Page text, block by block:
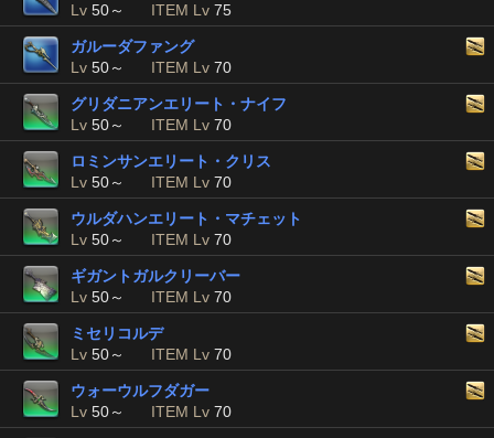
Lv 50～ ITEM Lv 75
ガルーダファング
Lv 50～ ITEM Lv 70
グリダニアンエリート・ナイフ
Lv 50～ ITEM Lv 70
ロミンサンエリート・クリス
Lv 50～ ITEM Lv 70
ウルダハンエリート・マチェット
Lv 50～ ITEM Lv 70
ギガントガルクリーバー
Lv 50～ ITEM Lv 70
ミセリコルデ
Lv 50～ ITEM Lv 70
ウォーウルフダガー
Lv 50～ ITEM Lv 70